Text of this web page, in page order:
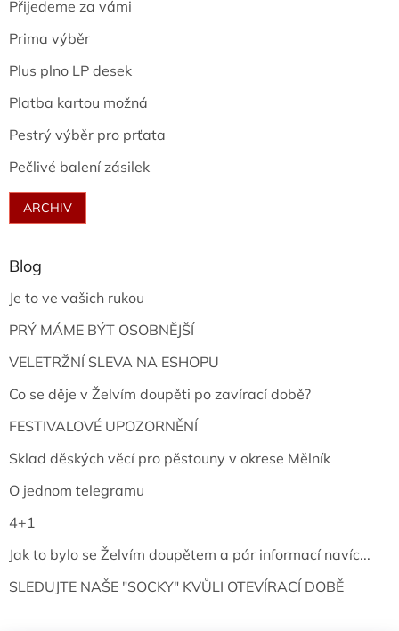
Přijedeme za vámi
Prima výběr
Plus plno LP desek
Platba kartou možná
Pestrý výběr pro prťata
Pečlivé balení zásilek
ARCHIV
Blog
Je to ve vašich rukou
PRÝ MÁME BÝT OSOBNĚJŠÍ
VELETRŽNÍ SLEVA NA ESHOPU
Co se děje v Želvím doupěti po zavírací době?
FESTIVALOVÉ UPOZORNĚNÍ
Sklad děských věcí pro pěstouny v okrese Mělník
O jednom telegramu
4+1
Jak to bylo se Želvím doupětem a pár informací navíc...
SLEDUJTE NAŠE "SOCKY" KVŮLI OTEVÍRACÍ DOBĚ